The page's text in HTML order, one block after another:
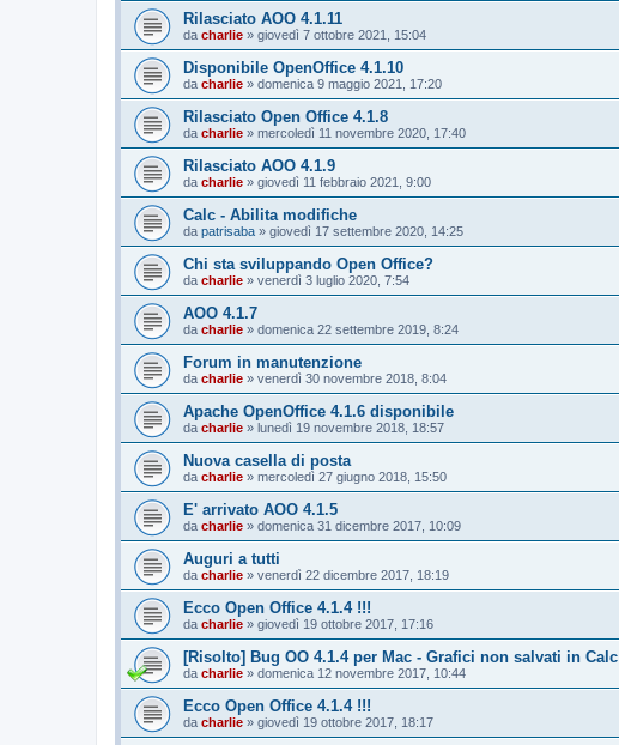
Rilasciato AOO 4.1.11
da charlie » giovedì 7 ottobre 2021, 15:04
Disponibile OpenOffice 4.1.10
da charlie » domenica 9 maggio 2021, 17:20
Rilasciato Open Office 4.1.8
da charlie » mercoledì 11 novembre 2020, 17:40
Rilasciato AOO 4.1.9
da charlie » giovedì 11 febbraio 2021, 9:00
Calc - Abilita modifiche
da patrisaba » giovedì 17 settembre 2020, 14:25
Chi sta sviluppando Open Office?
da charlie » venerdì 3 luglio 2020, 7:54
AOO 4.1.7
da charlie » domenica 22 settembre 2019, 8:24
Forum in manutenzione
da charlie » venerdì 30 novembre 2018, 8:04
Apache OpenOffice 4.1.6 disponibile
da charlie » lunedì 19 novembre 2018, 18:57
Nuova casella di posta
da charlie » mercoledì 27 giugno 2018, 15:50
E' arrivato AOO 4.1.5
da charlie » domenica 31 dicembre 2017, 10:09
Auguri a tutti
da charlie » venerdì 22 dicembre 2017, 18:19
Ecco Open Office 4.1.4 !!!
da charlie » giovedì 19 ottobre 2017, 17:16
[Risolto] Bug OO 4.1.4 per Mac - Grafici non salvati in Calc
da charlie » domenica 12 novembre 2017, 10:44
Ecco Open Office 4.1.4 !!!
da charlie » giovedì 19 ottobre 2017, 18:17